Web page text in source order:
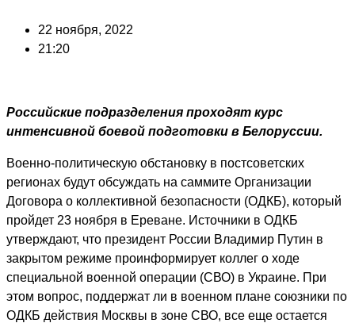
22 ноября, 2022
21:20
Российские подразделения проходят курс
интенсивной боевой подготовки в Белоруссии.
Военно-политическую обстановку в постсоветских
регионах будут обсуждать на саммите Организации
Договора о коллективной безопасности (ОДКБ), который
пройдет 23 ноября в Ереване. Источники в ОДКБ
утверждают, что президент России Владимир Путин в
закрытом режиме проинформирует коллег о ходе
специальной военной операции (СВО) в Украине. При
этом вопрос, поддержат ли в военном плане союзники по
ОДКБ действия Москвы в зоне СВО, все еще остается